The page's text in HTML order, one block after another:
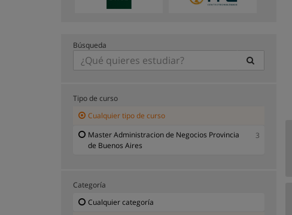
Búsqueda
Tipo de curso
Cualquier tipo de curso
Master Administracion de Negocios Provincia
de Buenos Aires
3
Categoría
Cualquier categoría